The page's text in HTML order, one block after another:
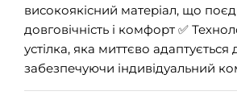
високоякісний матеріал, що
довговічність і комфорт ✅
устілка, яка миттєво
забезпечуючи індивідуальний